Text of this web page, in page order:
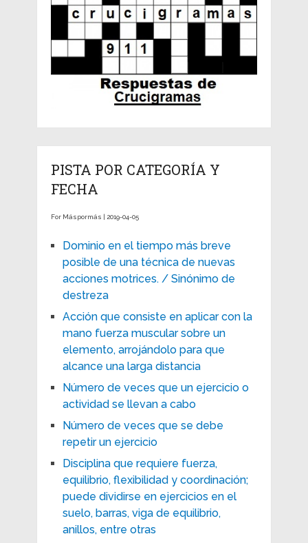
PISTA POR CATEGORÍA Y
FECHA
For Máspormás | 2019-04-05
Dominio en el tiempo más breve
posible de una técnica de nuevas
acciones motrices. / Sinónimo de
destreza
Acción que consiste en aplicar con la
mano fuerza muscular sobre un
elemento, arrojándolo para que
alcance una larga distancia
Número de veces que un ejercicio o
actividad se llevan a cabo
Número de veces que se debe
repetir un ejercicio
Disciplina que requiere fuerza,
equilibrio, flexibilidad y coordinación;
puede dividirse en ejercicios en el
suelo, barras, viga de equilibrio,
anillos, entre otras